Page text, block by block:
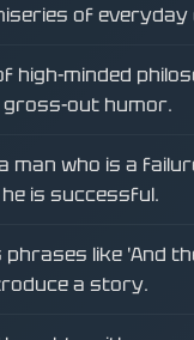
of everyday
high-minded
out humor.
man who is a
is successful.
phrases like 'And
a story.